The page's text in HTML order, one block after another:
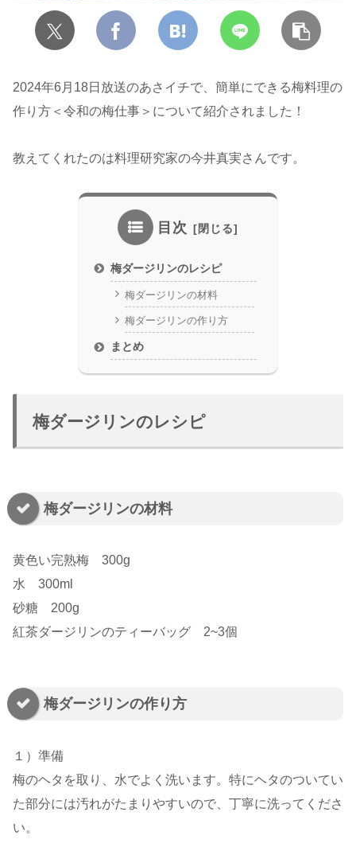
2024年6月18日放送のあさイチで、簡単にできる梅料理の
作り方＜令和の梅仕事＞について紹介されました！
教えてくれたのは料理研究家の今井真実さんです。
目次
梅ダージリンのレシピ
梅ダージリンの材料
梅ダージリンの作り方
まとめ
梅ダージリンのレシピ
梅ダージリンの材料
黄色い完熟梅 300g
水 300ml
砂糖 200g
紅茶ダージリンのティーバッグ 2~3個
梅ダージリンの作り方
１）準備
梅のヘタを取り、水でよく洗います。特にヘタのついてい
た部分には汚れがたまりやすいので、丁寧に洗ってくださ
い。